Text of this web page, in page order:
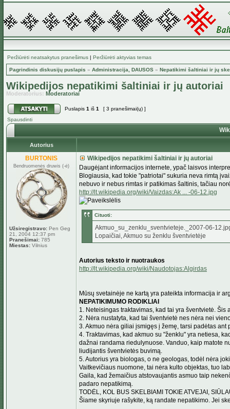
Peržiūrėti neatsakytus pranešimus | Peržiūrėti aktyvias temas
Pagrindinis diskusijų puslapis » Administracija, DAUSOS » Nepatikimi šaltiniai ir jų
Wikipedijos nepatikimi šaltiniai ir jų autoriai
Moderatorius: Moderatoriai
Puslapis 1 iš 1
[ 3 pranešimai(ų) ]
Spausdinti
Autorius
BURTONIS
Bendruomenės druwis (-ė)
Užsiregistravo: Pen Geg
21, 2004 12:37 pm
Pranešimai: 785
Miestas: Vilnius
Wikipedijos nepatikimi šaltiniai ir jų autoriai
Daugėjant informacijos internete, ypač laisvos
Blogiausia, kad tokie "patriotai" sukuria neva rimtą
nebuvo ir nebus rimtas ir patikimas šaltinis, tačiau
http://lt.wikipedia.org/wiki/Vaizdas:Ak ... -06-12.jpg
Cituoti:
Akmuo_su_zenklu_sventvieteje._2007-06-
Lopaičiai, Akmuo su ženklu šventvietėje
Autorius teksto ir nuotraukos
http://lt.wikipedia.org/wiki/Naudotojas:Algirdas
Mūsų svetainėje ne kartą yra pateikta informacija ir
NEPATIKIMUMO RODIKLIAI
1. Neteisingas traktavimas, kad tai yra šventvietė.
2. Nėra nustatyta, kad tai šventvietė nes nėra nei
3. Akmuo nėra giliai įsmigęs į žemę, tarsi padėtas
4. Traktavimas, kad akmuo su "ženklu" yra netiesa,
dažnai randama riedulynuose. Vanduo, kaip matote
liudijantis šventvietės buvimą.
5. Autorius yra biologas, o ne geologas, todėl nėra
Vaitkevičiaus nuomone, tai nėra kulto objektas, tuo
Gaila, kad žemaičius atstovaujantis asmuo taip
padaro nepatikimą.
TODĖL, KOL BUS SKELBIAMI TOKIE ATVEJAI,
Šiame skyriuje rašykite, ką randate nepatikimo. Jei